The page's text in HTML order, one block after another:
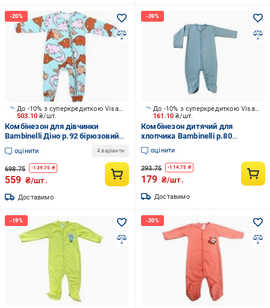
503.10₴/шт.
До -10% з суперкредиткою Visa Вигода
Комбінезон для дівчинки
Bambinelli Діно р.92 бірюзовий
0300
оцінити 4 варіанти
698.75 -139.75 ₴
559 ₴/шт.
Доставимо
161.10₴/шт.
До -10% з суперкредиткою Visa Вигода
Комбінезон дитячий для
хлопчика Bambinelli р.80
Кмб300-1
оцінити
293.75 -114.75 ₴
179 ₴/шт.
Доставимо